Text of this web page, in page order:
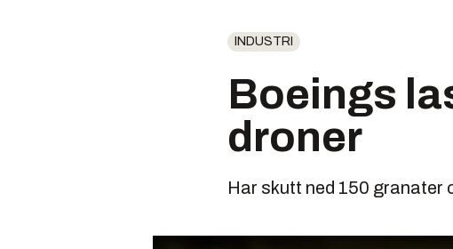
INDUSTRI
Boeings
droner
Har skutt ned 150 granater